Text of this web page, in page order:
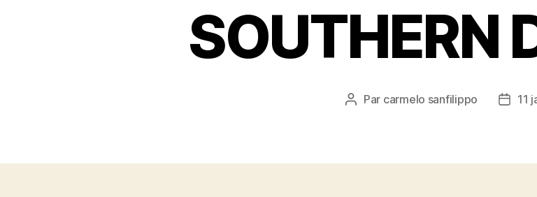
SOUTHERN
Auteur
Par carmelo sanfilippo
Date
11